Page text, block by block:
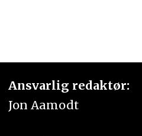
Ansvarlig redaktør:
Jon Aamodt